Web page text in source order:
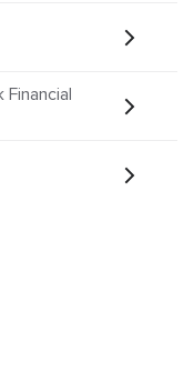
Financial